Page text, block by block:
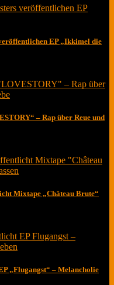
EP „Ikkimel die
– Rap über Reue und
Mixtape „Château Brute“
„Flugangst“ – Melancholie